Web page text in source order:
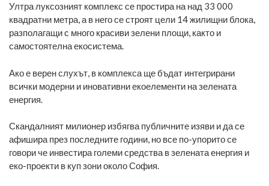
Ултра луксозният комплекс се простира на над 33 000
квадратни метра, а в него се строят цели 14 жилищни блока,
разполагащи с много красиви зелени площи, както и
самостоятелна екосистема.
Ако е верен слухът, в комплекса ще бъдат интегрирани
всички модерни и иновативни екоелементи на зелената
енергия.
Скандалният милионер избягва публичните изяви и да се
афишира през последните години, но все по-упорито се
говори че инвестира големи средства в зелената енергия и
еко-проекти в куп зони около София.